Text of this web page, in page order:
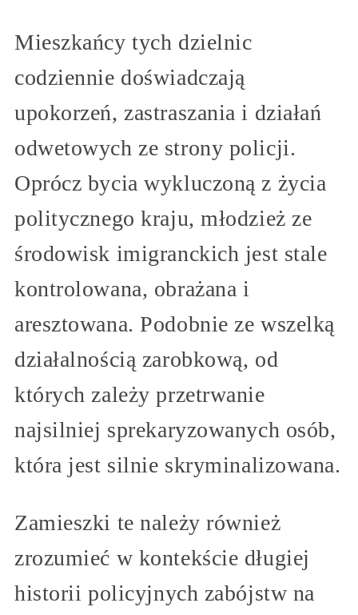
Mieszkańcy tych dzielnic
codziennie doświadczają
upokorzeń, zastraszania i działań
odwetowych ze strony policji.
Oprócz bycia wykluczoną z życia
politycznego kraju, młodzież ze
środowisk imigranckich jest stale
kontrolowana, obrażana i
aresztowana. Podobnie ze wszelką
działalnością zarobkową, od
których zależy przetrwanie
najsilniej sprekaryzowanych osób,
która jest silnie skryminalizowana.
Zamieszki te należy również
zrozumieć w kontekście długiej
historii policyjnych zabójstw na